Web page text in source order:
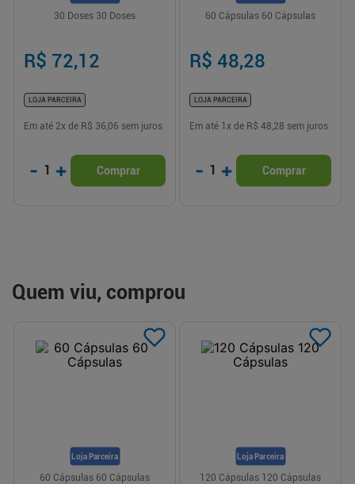
30 Doses 30 Doses
R$ 72,12
LOJA PARCEIRA
Em até 2x de R$ 36,06 sem juros
- 1 + Comprar
60 Cápsulas 60 Cápsulas
R$ 48,28
LOJA PARCEIRA
Em até 1 x de R$ 48,28 sem juros
- 1 + Comprar
Quem viu, comprou
Loja Parceira
60 Cápsulas 60 Cápsulas
Loja Parceira
120 Cápsulas 120 Cápsulas